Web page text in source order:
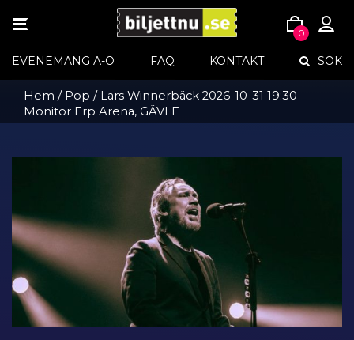
to
content
TOGGLE
0
EVENEMANG A-Ö FAQ KONTAKT SÖK
Hem / Pop / Lars Winnerbäck 2026-10-31 19:30
Monitor Erp Arena, GÄVLE